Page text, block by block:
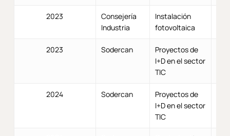
2023
Consejería
Industria
Instalación
fotovoltaica
2023 Sodercan
Proyectos de
I+D en el sector
TIC
2024 Sodercan
Proyectos de
I+D en el sector
TIC